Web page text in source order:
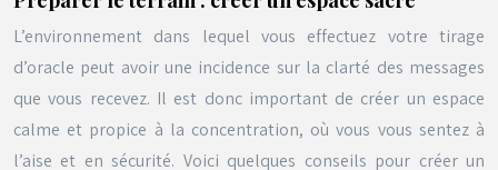
L’environnement dans lequel vous effectuez votre tirage
d’oracle peut avoir une incidence sur la clarté des messages
que vous recevez. Il est donc important de créer un espace
calme et propice à la concentration, où vous vous sentez à
l’aise et en sécurité. Voici quelques conseils pour créer un